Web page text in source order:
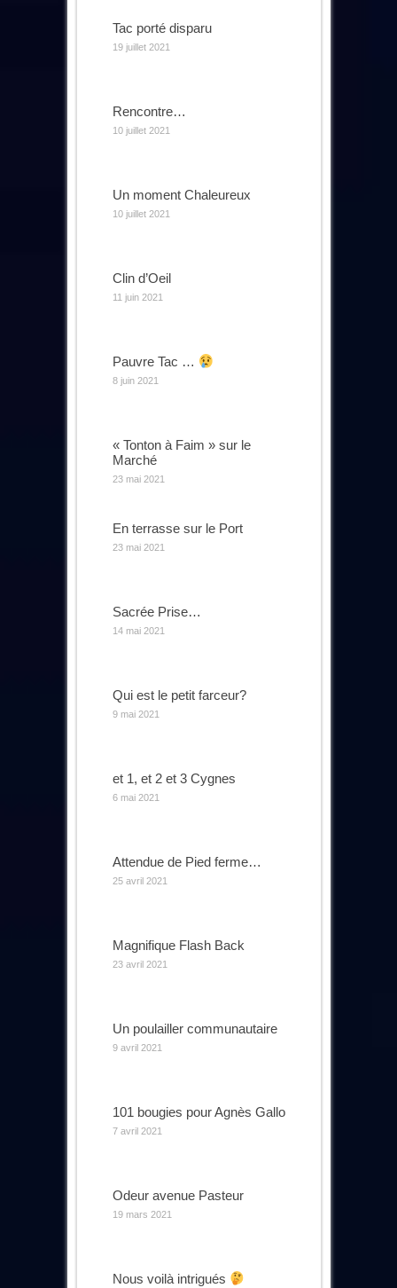
Tac porté disparu
19 juillet 2021
Rencontre…
10 juillet 2021
Un moment Chaleureux
10 juillet 2021
Clin d’Oeil
11 juin 2021
Pauvre Tac …
8 juin 2021
« Tonton à Faim » sur le
Marché
23 mai 2021
En terrasse sur le Port
23 mai 2021
Sacrée Prise…
14 mai 2021
Qui est le petit farceur?
9 mai 2021
et 1, et 2 et 3 Cygnes
6 mai 2021
Attendue de Pied ferme…
25 avril 2021
Magnifique Flash Back
23 avril 2021
Un poulailler communautaire
9 avril 2021
101 bougies pour Agnès Gallo
7 avril 2021
Odeur avenue Pasteur
19 mars 2021
Nous voilà intrigués